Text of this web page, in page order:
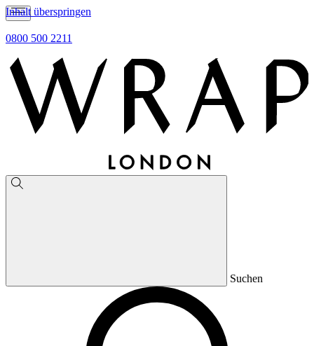
Inhalt überspringen
0800 500 2211
Suchen